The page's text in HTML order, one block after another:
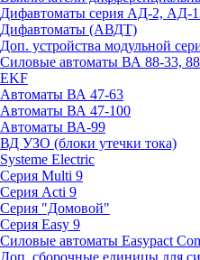
Дифавтоматы серия АД-2, АД-
Дифавтоматы (АВДТ)
Доп. устройства модульной
Силовые автоматы ВА 88-33,
EKF
Автоматы ВА 47-63
Автоматы ВА 47-100
Автоматы ВА-99
ВД УЗО (блоки утечки тока)
Systeme Electric
Серия Multi 9
Серия Acti 9
Серия "Домовой"
Серия Easy 9
Силовые автоматы Easypact
Доп. сборочные единицы для